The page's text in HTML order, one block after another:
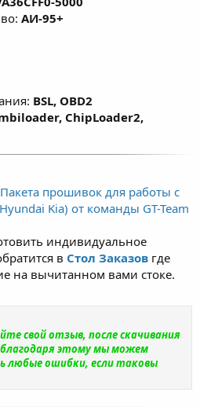
АИ-95+
BSL, OBD2
ChipLoader2,
Пакета прошивок для работы с
Kia) от команды GT-Team
индивидуальное
в Стол Заказов где
на вычитанном вами стоке.
свой отзыв, после скачивания
этому мы можем
любые ошибки, если таковы